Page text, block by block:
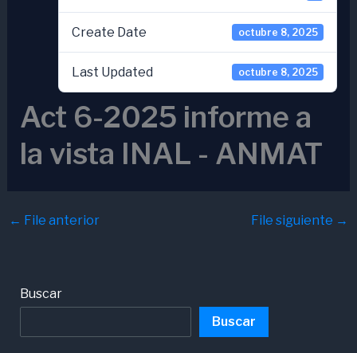
Create Date octubre 8, 2025
Last Updated octubre 8, 2025
Act 6-2025 informe a
la vista INAL - ANMAT
← File anterior File siguiente →
Buscar
Buscar